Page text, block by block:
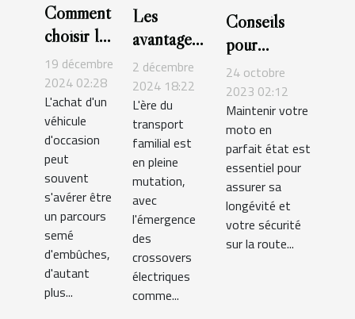
Comment
choisir le
bon
véhicule
d'occasion
pour vos
besoins
19 décembre
2024 02:28
L'achat d'un
véhicule
d'occasion
peut
souvent
s'avérer être
un parcours
semé
d'embûches,
d'autant
plus...
Les
avantages
des
crossovers
électriques
pour les
familles
modernes
2 décembre
2024 18:22
L'ère du
transport
familial est
en pleine
mutation,
avec
l'émergence
des
crossovers
électriques
comme...
Conseils
pour
l'entretien
et la
maintenance
de votre
moto
24 octobre
2023 02:12
Maintenir votre
moto en
parfait état est
essentiel pour
assurer sa
longévité et
votre sécurité
sur la route...